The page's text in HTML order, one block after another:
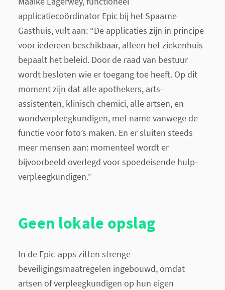
applicatiecoördinator Epic bij het Spaarne
Gasthuis, vult aan: “De applicaties zijn in principe
voor iedereen beschikbaar, alleen het ziekenhuis
bepaalt het beleid. Door de raad van bestuur
wordt besloten wie er toegang toe heeft. Op dit
moment zijn dat alle apothekers, arts-
assistenten, klinisch chemici, alle artsen, en
wondverpleegkundigen, met name vanwege de
functie voor foto’s maken. En er sluiten steeds
meer mensen aan: momenteel wordt er
bijvoorbeeld overlegd voor spoedeisende hulp-
verpleegkundigen.”
Geen lokale opslag
In de Epic-apps zitten strenge
beveiligingsmaatregelen ingebouwd, omdat
artsen of verpleegkundigen op hun eigen